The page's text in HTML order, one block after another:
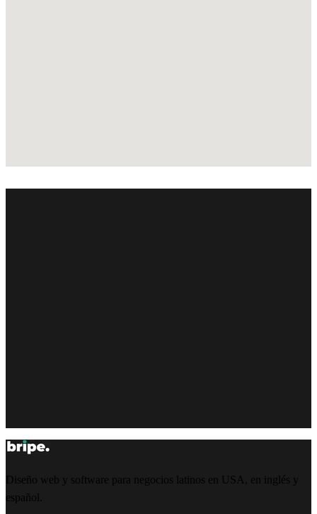
Diseño web y software para negocios latinos en USA, en inglés y
español.